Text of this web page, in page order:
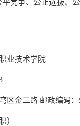
平竞争、公正选拔、
业技术学院
区金二路 邮政编码：
）